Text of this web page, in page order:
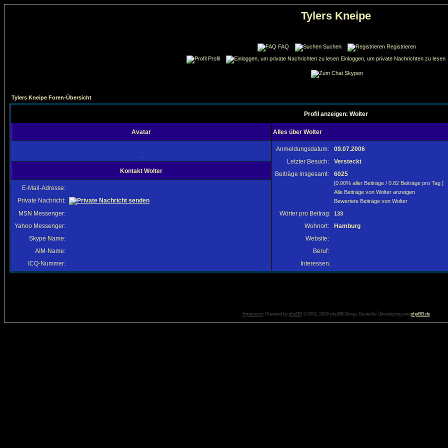
Tylers Kneipe
FAQ Suchen
Registrieren
Profil
Einloggen, um private Nachrichten zu lesen
Skypen
Tylers Kneipe Foren-Übersicht
Profil anzeigen: Wolter
Avatar Alles über Wolter
Anmeldungsdatum:
09.07.2006
Letzter Besuch:
Versteckt
Beiträge insgesamt:
6025
[0.90% aller Beiträge / 0.82 Beiträge pro Tag ]
Alle Beiträge von Wolter anzeigen
Bewertete Beiträge von Wolter
Wörter pro Beitrag: 133
Wohnort:
Hamburg
Website:
Beruf:
Interessen:
Kontakt Wolter
E-Mail-Adresse:
Private Nachricht:
MSN Messenger:
Yahoo Messenger:
Skype Name:
AIM-Name:
ICQ-Nummer:
Impressum. Powered byphpBB© 2001, 2006 phpBB Group. Deutsche Übersetzung vonphpBB.de